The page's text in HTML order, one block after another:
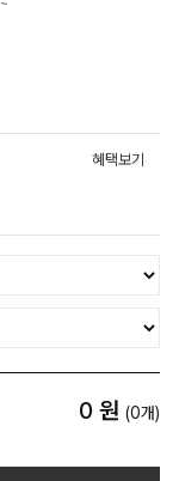
혜택보기
0 원 (0개)